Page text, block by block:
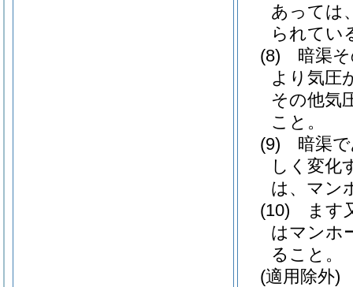
あっては
られてい
(8)
暗渠
より気圧
その他気
こと。
(9)
暗渠
しく変化
は、マン
(10)
ます
はマンホ
ること。
(適用除外)